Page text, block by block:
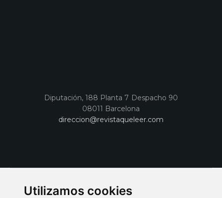
Utilizamos cookies
Diputación, 188 Planta 7 Despacho 90
08011 Barcelona
direccion@revistaqueleer.com